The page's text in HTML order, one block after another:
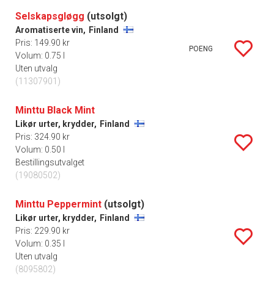
Selskapsgløgg (utsolgt)
Aromatiserte vin, Finland
Pris: 149.90 kr
Volum: 0.75 l
Uten utvalg
(11307901)
POENG
Minttu Black Mint
Likør urter, krydder, Finland
Pris: 324.90 kr
Volum: 0.50 l
Bestillingsutvalget
(19080502)
Minttu Peppermint (utsolgt)
Likør urter, krydder, Finland
Pris: 229.90 kr
Volum: 0.35 l
Uten utvalg
(8095802)